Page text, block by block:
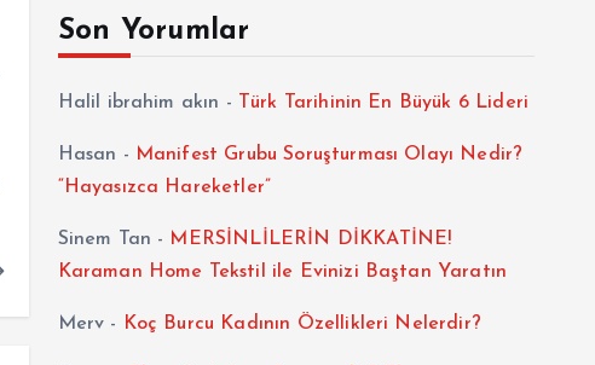
Son Yorumlar
Halil ibrahim akın - Türk Tarihinin En Büyük 6 Lideri
Hasan - Manifest Grubu Soruşturması Olayı Nedir?
“Hayasızca Hareketler”
Sinem Tan - MERSİNLİLERİN DİKKATİNE!
Karaman Home Tekstil ile Evinizi Baştan Yaratın
Merv - Koç Burcu Kadının Özellikleri Nelerdir?